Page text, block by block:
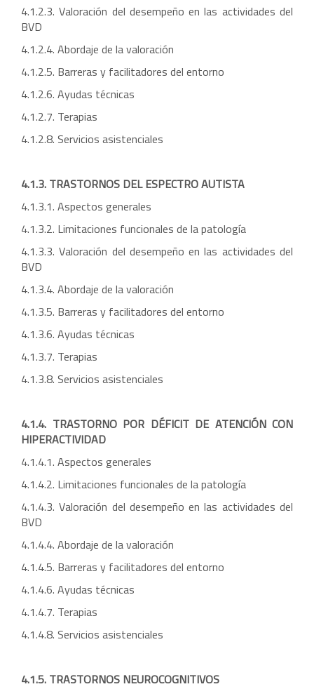
4.1.2.3. Valoración del desempeño en las actividades del
BVD
4.1.2.4. Abordaje de la valoración
4.1.2.5. Barreras y facilitadores del entorno
4.1.2.6. Ayudas técnicas
4.1.2.7. Terapias
4.1.2.8. Servicios asistenciales
4.1.3. TRASTORNOS DEL ESPECTRO AUTISTA
4.1.3.1. Aspectos generales
4.1.3.2. Limitaciones funcionales de la patología
4.1.3.3. Valoración del desempeño en las actividades del
BVD
4.1.3.4. Abordaje de la valoración
4.1.3.5. Barreras y facilitadores del entorno
4.1.3.6. Ayudas técnicas
4.1.3.7. Terapias
4.1.3.8. Servicios asistenciales
4.1.4. TRASTORNO POR DÉFICIT DE ATENCIÓN CON
HIPERACTIVIDAD
4.1.4.1. Aspectos generales
4.1.4.2. Limitaciones funcionales de la patología
4.1.4.3. Valoración del desempeño en las actividades del
BVD
4.1.4.4. Abordaje de la valoración
4.1.4.5. Barreras y facilitadores del entorno
4.1.4.6. Ayudas técnicas
4.1.4.7. Terapias
4.1.4.8. Servicios asistenciales
4.1.5. TRASTORNOS NEUROCOGNITIVOS